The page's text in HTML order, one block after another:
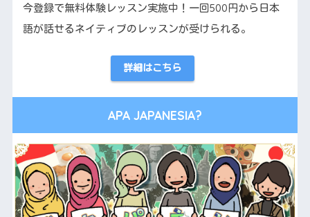
今登録で無料体験レッスン実施中！一回500円から日本
語が話せるネイティブのレッスンが受けられる。
詳細はこちら
APA JAPANESIA?